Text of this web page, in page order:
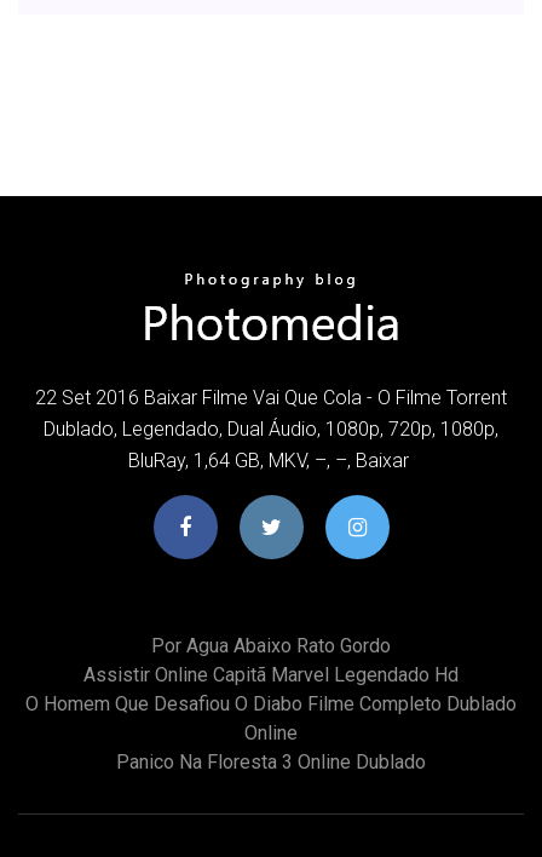
22 Set 2016 Baixar Filme Vai Que Cola - O Filme Torrent
Dublado, Legendado, Dual Áudio, 1080p, 720p, 1080p,
BluRay, 1,64 GB, MKV, –, –, Baixar
Por Agua Abaixo Rato Gordo
Assistir Online Capitã Marvel Legendado Hd
O Homem Que Desafiou O Diabo Filme Completo Dublado
Online
Panico Na Floresta 3 Online Dublado